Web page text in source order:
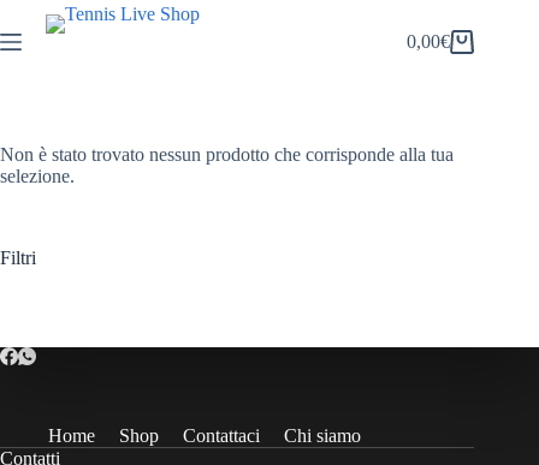
al
contenuto
Carrello
0,00€
Non è stato trovato nessun prodotto che corrisponde alla tua
selezione.
Filtri
Home Shop Contattaci
Chi siamo
Contatti